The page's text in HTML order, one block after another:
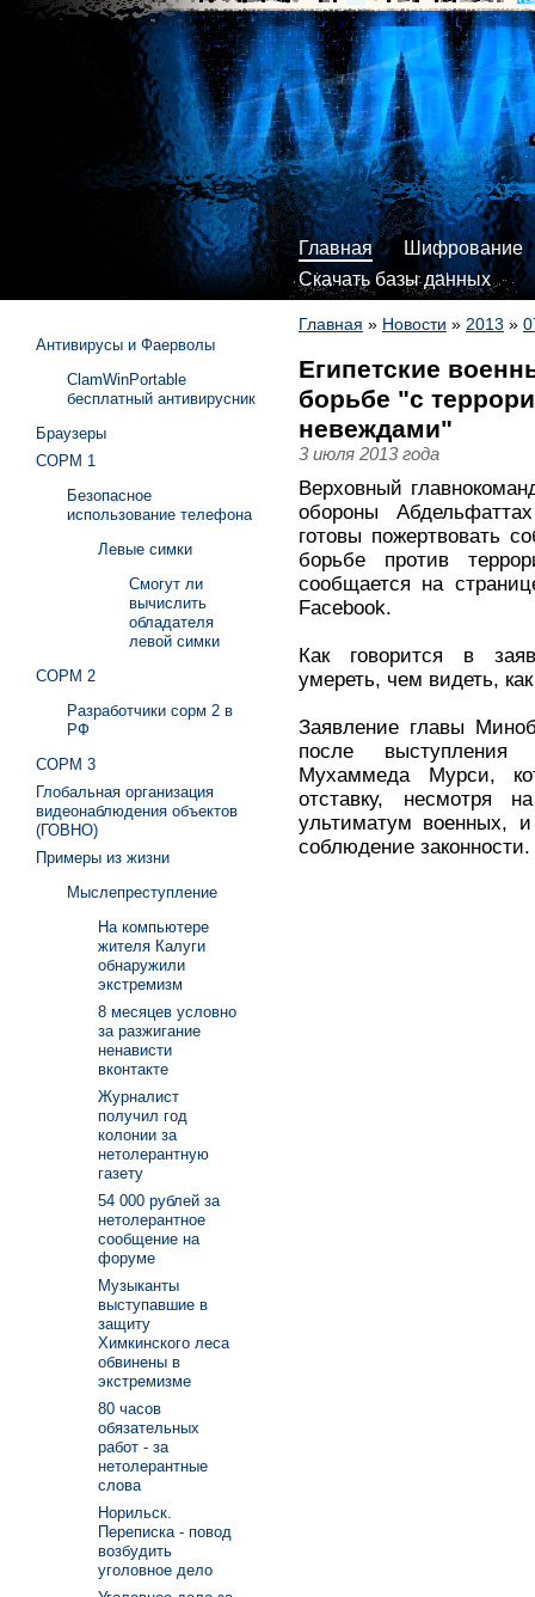
Главная
Шифрование
Скачать базы данных
Главная » Новости » 2013 »
Египетские
борьбе "с
невеждами"
3 июля 2013 года
Верховный
обороны
готовы пожертвовать
борьбе против
сообщается на
Facebook.
Как говорится в
умереть, чем видеть,
Заявление главы
после выступления
Мухаммеда Мурси,
отставку, несмотря
ультиматум военных,
соблюдение законности.
Антивирусы и Фаерволы
ClamWinPortable
бесплатный антивирусник
Браузеры
СОРМ 1
Безопасное
использование телефона
Левые симки
Смогут ли
вычислить
обладателя
левой симки
СОРМ 2
Разработчики сорм 2 в
РФ
СОРМ 3
Глобальная организация
видеонаблюдения объектов
(ГОВНО)
Примеры из жизни
Мыслепреступление
На компьютере
жителя Калуги
обнаружили
экстремизм
8 месяцев условно
за разжигание
ненависти
вконтакте
Журналист
получил год
колонии за
нетолерантную
газету
54 000 рублей за
нетолерантное
сообщение на
форуме
Музыканты
выступавшие в
защиту
Химкинского леса
обвинены в
экстремизме
80 часов
обязательных
работ - за
нетолерантные
слова
Норильск.
Переписка - повод
возбудить
уголовное дело